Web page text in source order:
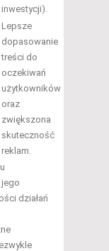
inwestycji).
Lepsze
dopasowanie
treści do
oczekiwań
użytkowników
oraz
zwiększona
skuteczność
reklam.
działań